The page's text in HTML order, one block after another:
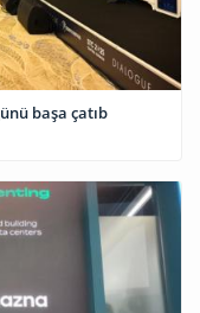
başa çatıb